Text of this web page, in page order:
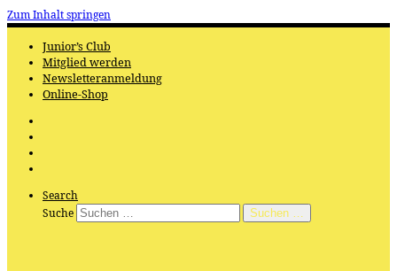
Zum Inhalt springen
Junior’s Club
Mitglied werden
Newsletteranmeldung
Online-Shop
Search
Suche
Suchen …